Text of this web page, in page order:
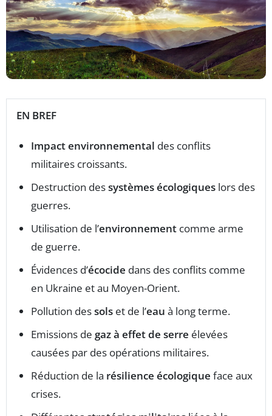
EN BREF
Impact environnemental des conflits
militaires croissants.
Destruction dessystèmes écologiques lors des
guerres.
Utilisation de l’environnement comme arme
de guerre.
Évidences d’écocide dans des conflits comme
en Ukraine et au Moyen-Orient.
Pollution dessols et de l’eau à long terme.
Emissions de gaz à effet de serre élevées
causées par des opérations militaires.
Réduction de la résilience écologique face aux
crises.